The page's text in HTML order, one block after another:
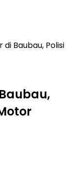
Baubau, Polisi